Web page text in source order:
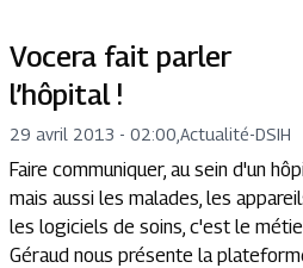
Vocera fait parler
l’hôpital !
29 avril 2013 - 02:00 Actualité-DSIH
Faire communiquer, au sein d'un
mais aussi les malades, les
les logiciels de soins, c'est le
Géraud nous présente la